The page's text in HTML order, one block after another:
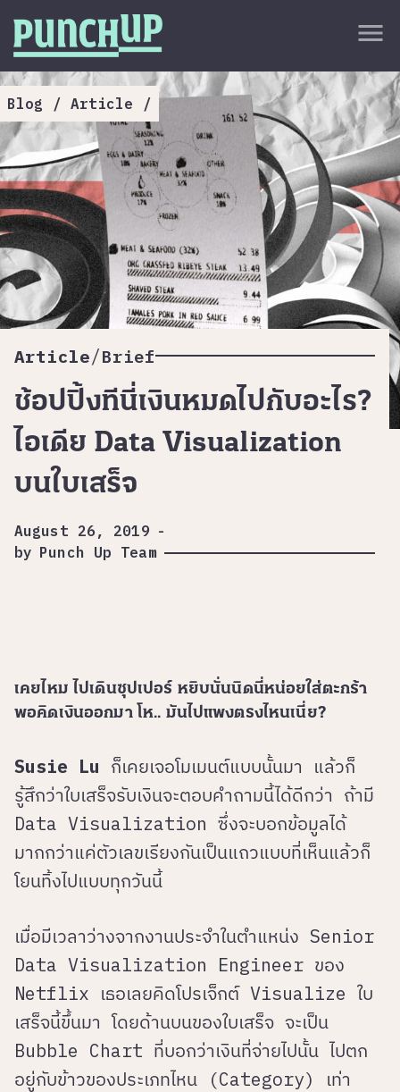
Skip to content
menu
close
About
Service
Project
Article
ลับด้านบน
Blog / Article /
Article/Brief
ช้อปปิ้งทีนี่เงินหมดไปกับอะไร?
ไอเดีย Data Visualization
บนใบเสร็จ
August 26, 2019 -
by Punch Up Team
เคยไหม ไปเดินซุปเปอร์ หยิบนั่นนิดนี่หน่อยใส่ตะกร้า
พอคิดเงินออกมา โห.. มันไปแพงตรงไหนเนี่ย?
Susie Lu ก็เคยเจอโมเมนต์แบบนั้นมา แล้วก็
รู้สึกว่าใบเสร็จรับเงินจะตอบคำถามนี้ได้ดีกว่า ถ้ามี
Data Visualization ซึ่งจะบอกข้อมูลได้
มากกว่าแค่ตัวเลขเรียงกันเป็นแถวแบบที่เห็นแล้วก็
โยนทิ้งไปแบบทุกวันนี้
เมื่อมีเวลาว่างจากงานประจำในตำแหน่ง Senior
Data Visualization Engineer ของ
Netflix เธอเลยคิดโปรเจ็กต์ Visualize ใบ
เสร็จนี้ขึ้นมา โดยด้านบนของใบเสร็จ จะเป็น
Bubble Chart ที่บอกว่าเงินที่จ่ายไปนั้น ไปตก
อยู่กับข้าวของประเภทไหน (Category) เท่า